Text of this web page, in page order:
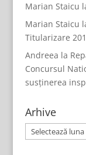
Marian Staicu
Marian Staicu
Titularizare
Andreea la
Concursul
susținerea
Arhive
Arhive